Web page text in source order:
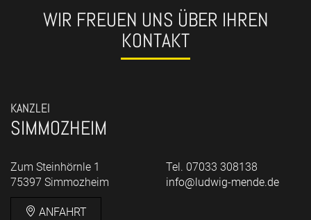
WIR FREUEN UNS ÜBER IHREN
KONTAKT
KANZLEI
SIMMOZHEIM
Zum Steinhörnle 1
75397 Simmozheim
ANFAHRT
Tel. 07033 308138
info@ludwig-mende.de